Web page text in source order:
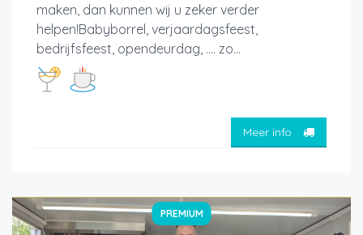
maken, dan kunnen wij u zeker verder
helpen!Babyborrel, verjaardagsfeest,
bedrijfsfeest, opendeurdag, …. zo...
Meer info
PREMIUM